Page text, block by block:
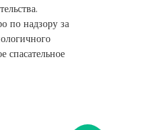
по надзору за
спасательное